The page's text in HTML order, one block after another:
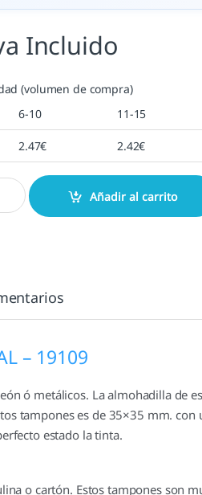
Incluido
(volumen de compra)
6-10 11-15
2.47€ 2.42€
naval cantidad
Añadir al carrito
– 19109
ó metálicos. La almohadilla de
tampones es de 35×35 mm. con
estado la tinta.
o cartón. Estos tampones son